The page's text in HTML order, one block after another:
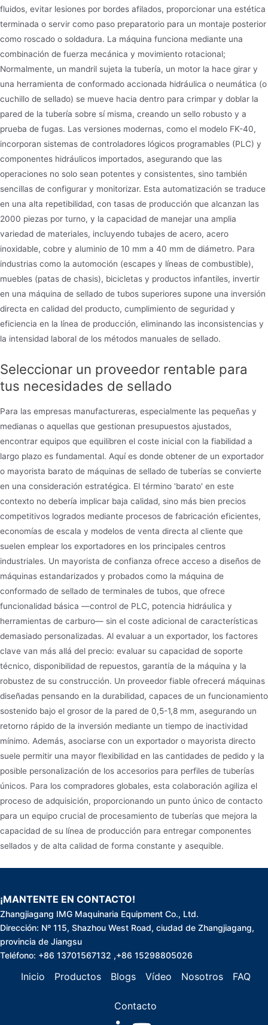
fluidos, evitar lesiones por bordes afilados, proporcionar una estética
terminada o servir como paso preparatorio para un montaje posterior
como roscado o soldadura. La máquina funciona mediante una
combinación de fuerza mecánica y movimiento rotacional;
Normalmente, un mandril sujeta la tubería, un motor la hace girar y
una herramienta de conformado accionada hidráulica o neumática (o
cuchillo de sellado) se mueve hacia dentro para crimpar y doblar la
pared de la tubería sobre sí misma, creando un sello robusto y a
prueba de fugas. Las versiones modernas, como el modelo FK-40,
incorporan sistemas de controladores lógicos programables (PLC) y
componentes hidráulicos importados, asegurando que las
operaciones no solo sean potentes y consistentes, sino también
sencillas de configurar y monitorizar. Esta automatización se traduce
en una alta repetibilidad, con tasas de producción que alcanzan las
2000 piezas por turno, y la capacidad de manejar una amplia
variedad de materiales, incluyendo tubajes de acero, acero
inoxidable, cobre y aluminio de 10 mm a 40 mm de diámetro. Para
industrias como la automoción (escapes y líneas de combustible),
muebles (patas de chasis), bicicletas y productos infantiles, invertir
en una máquina de sellado de tubos superiores supone una inversión
directa en calidad del producto, cumplimiento de seguridad y
eficiencia en la línea de producción, eliminando las inconsistencias y
la intensidad laboral de los métodos manuales de sellado.
Seleccionar un proveedor rentable para
tus necesidades de sellado
Para las empresas manufactureras, especialmente las pequeñas y
medianas o aquellas que gestionan presupuestos ajustados,
encontrar equipos que equilibren el coste inicial con la fiabilidad a
largo plazo es fundamental. Aquí es donde obtener de un exportador
o mayorista barato de máquinas de sellado de tuberías se convierte
en una consideración estratégica. El término 'barato' en este
contexto no debería implicar baja calidad, sino más bien precios
competitivos logrados mediante procesos de fabricación eficientes,
economías de escala y modelos de venta directa al cliente que
suelen emplear los exportadores en los principales centros
industriales. Un mayorista de confianza ofrece acceso a diseños de
máquinas estandarizados y probados como la máquina de
conformado de sellado de terminales de tubos, que ofrece
funcionalidad básica —control de PLC, potencia hidráulica y
herramientas de carburo— sin el coste adicional de características
demasiado personalizadas. Al evaluar a un exportador, los factores
clave van más allá del precio: evaluar su capacidad de soporte
técnico, disponibilidad de repuestos, garantía de la máquina y la
robustez de su construcción. Un proveedor fiable ofrecerá máquinas
diseñadas pensando en la durabilidad, capaces de un funcionamiento
sostenido bajo el grosor de la pared de 0,5-1,8 mm, asegurando un
retorno rápido de la inversión mediante un tiempo de inactividad
mínimo. Además, asociarse con un exportador o mayorista directo
suele permitir una mayor flexibilidad en las cantidades de pedido y la
posible personalización de los accesorios para perfiles de tuberías
únicos. Para los compradores globales, esta colaboración agiliza el
proceso de adquisición, proporcionando un punto único de contacto
para un equipo crucial de procesamiento de tuberías que mejora la
capacidad de su línea de producción para entregar componentes
sellados y de alta calidad de forma constante y asequible.
¡MANTENTE EN CONTACTO!
Zhangjiagang IMG Maquinaria Equipment Co., Ltd.
Dirección: Nº 115, Shazhou West Road, ciudad de Zhangjiagang,
provincia de Jiangsu
Teléfono: +86 13701567132 ,+86 15298805026
Inicio Productos Blogs Vídeo Nosotros FAQ
Contacto